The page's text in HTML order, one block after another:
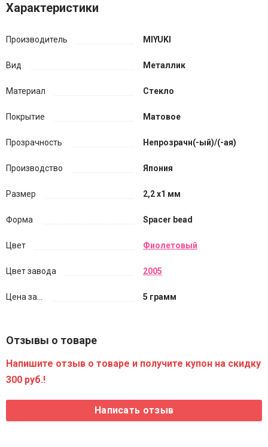
Характеристики
Производитель MIYUKI
Вид Металлик
Материал Стекло
Покрытие Матовое
Прозрачность Непрозрачн(-ый)/(-ая)
Производство Япония
Размер 2,2 х1 мм
Форма Spacer bead
Цвет Фиолетовый
Цвет завода 2005
Цена за... 5 грамм
Отзывы о товаре
Напишите отзыв о товаре и получите купон на скидку
300 руб.!